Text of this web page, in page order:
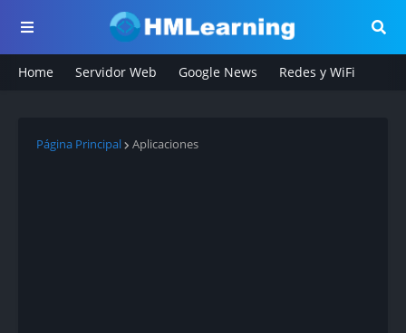
Home Servidor Web Google News Redes y WiFi
Página Principal Aplicaciones